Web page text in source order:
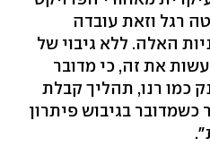
רגל וזאת עובדה
האלה. ללא גיבוי של
את זה, כי מדובר
כמו רנו, תהליך קבלת
בגיבוש פיתרון